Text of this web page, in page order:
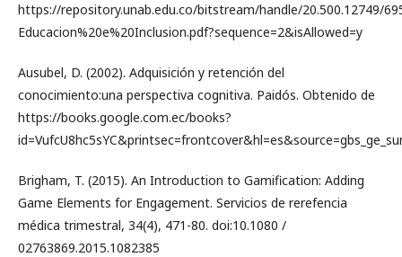
https://repository.unab.edu.co/bitstream/handle/20.500.12749/
Educacion%20e%20Inclusion.pdf?sequence=2&isAllowed=y
Ausubel, D. (2002). Adquisición y retención del
conocimiento:una perspectiva cognitiva. Paidós. Obtenido de
https://books.google.com.ec/books?
Brigham, T. (2015). An Introduction to Gamification: Adding
Game Elements for Engagement. Servicios de rerefencia
médica trimestral, 34(4), 471-80. doi:10.1080 /
02763869.2015.1082385